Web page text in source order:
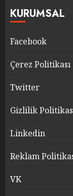
KURUMSAL
Facebook
Çerez Politikası
Twitter
Gizlilik
Linkedin
Reklam
VK